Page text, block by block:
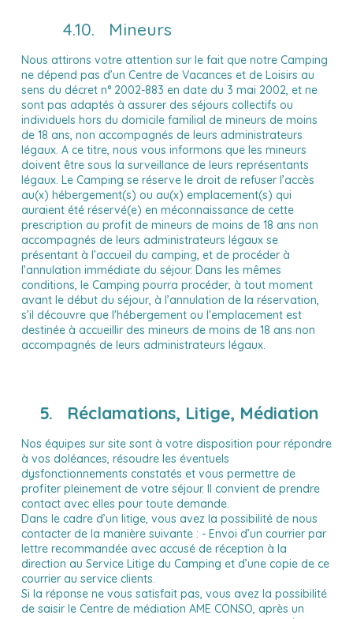
4.10. Mineurs
Nous attirons votre attention sur le fait que notre Camping
ne dépend pas d’un Centre de Vacances et de Loisirs au
sens du décret n° 2002-883 en date du 3 mai 2002, et ne
sont pas adaptés à assurer des séjours collectifs ou
individuels hors du domicile familial de mineurs de moins
de 18 ans, non accompagnés de leurs administrateurs
légaux. A ce titre, nous vous informons que les mineurs
doivent être sous la surveillance de leurs représentants
légaux. Le Camping se réserve le droit de refuser l’accès
au(x) hébergement(s) ou au(x) emplacement(s) qui
auraient été réservé(e) en méconnaissance de cette
prescription au profit de mineurs de moins de 18 ans non
accompagnés de leurs administrateurs légaux se
présentant à l’accueil du camping, et de procéder à
l’annulation immédiate du séjour. Dans les mêmes
conditions, le Camping pourra procéder, à tout moment
avant le début du séjour, à l’annulation de la réservation,
s’il découvre que l'hébergement ou l'emplacement est
destinée à accueillir des mineurs de moins de 18 ans non
accompagnés de leurs administrateurs légaux.
5. Réclamations, Litige, Médiation
Nos équipes sur site sont à votre disposition pour répondre
à vos doléances, résoudre les éventuels
dysfonctionnements constatés et vous permettre de
profiter pleinement de votre séjour. Il convient de prendre
contact avec elles pour toute demande.
Dans le cadre d’un litige, vous avez la possibilité de nous
contacter de la manière suivante : - Envoi d’un courrier par
lettre recommandée avec accusé de réception à la
direction au Service Litige du Camping et d’une copie de ce
courrier au service clients.
Si la réponse ne vous satisfait pas, vous avez la possibilité
de saisir le Centre de médiation AME CONSO, après un